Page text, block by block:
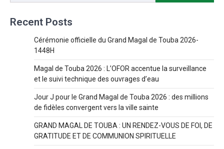
Recent Posts
Cérémonie officielle du Grand Magal de Touba 2026-
1448H
Magal de Touba 2026 : L’OFOR accentue la surveillance
et le suivi technique des ouvrages d’eau
Jour J pour le Grand Magal de Touba 2026 : des millions
de fidèles convergent vers la ville sainte
GRAND MAGAL DE TOUBA : UN RENDEZ-VOUS DE FOI, DE
GRATITUDE ET DE COMMUNION SPIRITUELLE